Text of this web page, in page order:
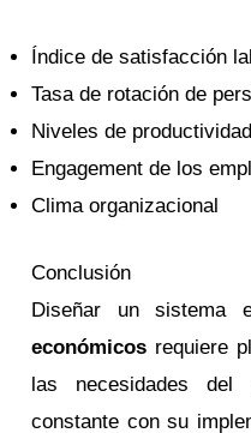
Índice de satisfacción
Tasa de rotación de
Niveles de productividad
Engagement de los
Clima organizacional
Conclusión
Diseñar un sistema
económicos requiere
las necesidades
constante con su